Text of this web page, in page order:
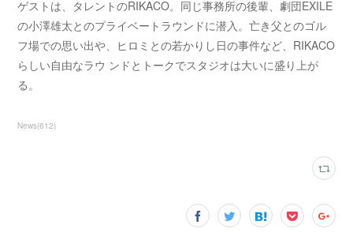
ゲストは、タレントのRIKACO。同じ事務所の後輩、劇団EXILE
の小澤雄太とのプライベートラウンドに潜入。亡き父とのゴル
フ場での思い出や、ヒロミとの若かりし日の事件など、RIKACO
らしい自由なラウ ンドとトークでスタジオは大いに盛り上が
る。
News(612)